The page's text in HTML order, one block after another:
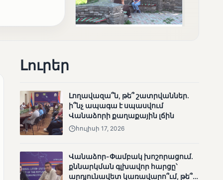
ՄՈՒՆԵՏԻԿ
Շարունակվում են
Լուրեր
Լողավազա՞ն, թե՞ շատրվաններ.
ի՞նչ ապագա է սպասվում
Վանաձորի քաղաքային լճին
հուլիսի 17, 2026
Վանաձոր-Փամբակ խոշորացում.
քննարկման գլխավոր հարցը՝
արդյունավետ կառավարո՞ւմ, թե՞